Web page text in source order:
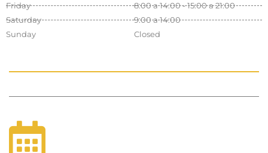
Friday
Saturday
Sunday
8:00 a 14:00 - 15:00 a 21:00
9:00 a 14:00
Closed